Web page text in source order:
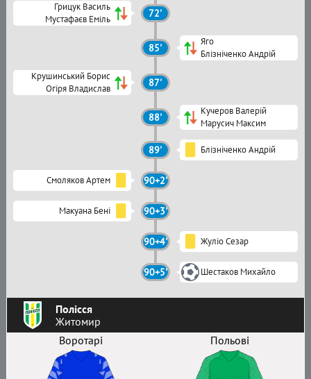
Полісся
Житомир
Воротарі
Польові
Грицук Василь
Мустафаєв Еміль
72'
85'
Яго
Блізніченко Андрій
Крушинський Борис
Огіря Владислав
87'
88'
Кучеров Валерій
Марусич Максим
89' Блізніченко Андрій
Смоляков Артем 90+2'
Макуана Бені 90+3'
90+4' Жуліо Сезар
90+5' Шестаков Михайло